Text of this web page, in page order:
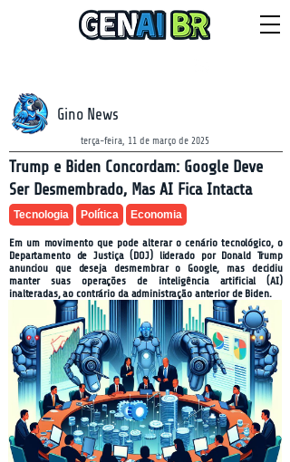
Gino News
terça-feira, 11 de março de 2025
Trump e Biden Concordam: Google Deve
Ser Desmembrado, Mas AI Fica Intacta
Tecnologia Política Economia
Em um movimento que pode alterar o cenário tecnológico, o
Departamento de Justiça (DOJ) liderado por Donald Trump
anunciou que deseja desmembrar o Google, mas decidiu
manter suas operações de inteligência artificial (AI)
inalteradas, ao contrário da administração anterior de Biden.